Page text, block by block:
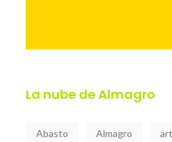
La nube de Almagro
Abasto Almagro